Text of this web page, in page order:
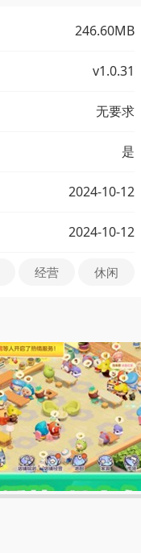
246.60MB
v1.0.31
无要求
是
2024-10-12
2024-10-12
经营 休闲